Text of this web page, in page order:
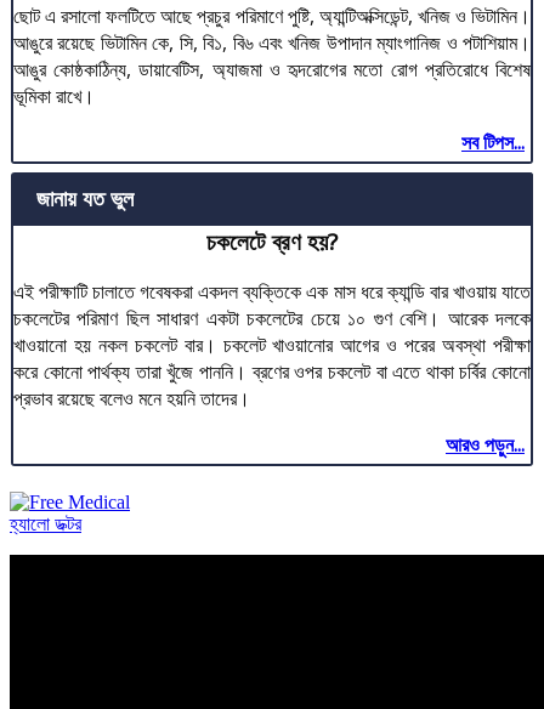
ছোট এ রসালো ফলটিতে আছে প্রচুর পরিমাণে পুষ্টি, অ্যান্টিঅক্সিডেন্ট, খনিজ ও ভিটামিন।
আঙুরে রয়েছে ভিটামিন কে, সি, বি১, বি৬ এবং খনিজ উপাদান ম্যাংগানিজ ও পটাশিয়াম।
আঙুর কোষ্ঠকাঠিন্য, ডায়াবেটিস, অ্যাজমা ও হৃদরোগের মতো রোগ প্রতিরোধে বিশেষ
ভূমিকা রাখে।
সব টিপস...
জানায় যত ভুল
চকলেটে ব্রণ হয়?
এই পরীক্ষাটি চালাতে গবেষকরা একদল ব্যক্তিকে এক মাস ধরে ক্যান্ডি বার খাওয়ায় যাতে
চকলেটের পরিমাণ ছিল সাধারণ একটা চকলেটের চেয়ে ১০ গুণ বেশি। আরেক দলকে
খাওয়ানো হয় নকল চকলেট বার। চকলেট খাওয়ানোর আগের ও পরের অবস্থা পরীক্ষা
করে কোনো পার্থক্য তারা খুঁজে পাননি। ব্রণের ওপর চকলেট বা এতে থাকা চর্বির কোনো
প্রভাব রয়েছে বলেও মনে হয়নি তাদের।
আরও পড়ুন...
হ্যালো ডক্টর